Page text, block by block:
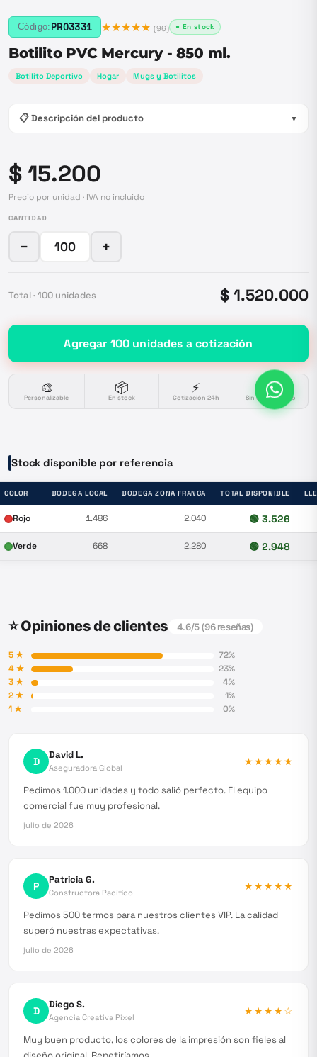
Código: PRO3331 ★★★★★ (96) ● En stock
Botilito PVC Mercury - 850 ml.
Botilito Deportivo Hogar Mugs y Botilitos
📋 Descripción del producto ▼
$ 15.200
Precio por unidad · IVA no incluido
CANTIDAD
− +
Total · 100 unidades $ 1.520.000
Agregar 100 unidades a cotización
🎨
Personalizable
📦
En stock
⚡
Cotización 24h
🔒
Sin compromiso
Stock disponible por referencia
COLOR BODEGA LOCAL BODEGA ZONA FRANCA TOTAL DISPONIBLE
Rojo 1.486 2.040 🟢 3.526
Verde 668 2.280 🟢 2.948
⭐ Opiniones de clientes 4.6/5 (96reseñas)
5★ 72%
4★ 23%
3★ 4%
2★ 1%
1★ 0%
D David L.
Aseguradora Global
★★★★★
Pedimos 1.000 unidades y todo salió perfecto. El equipo
comercial fue muy profesional.
julio de 2026
P Patricia G.
Constructora Pacífico
★★★★★
Pedimos 500 termos para nuestros clientes VIP. La calidad
superó nuestras expectativas.
julio de 2026
D Diego S.
Agencia Creativa Pixel
★★★★☆
Muy buen producto, los colores de la impresión son fieles al